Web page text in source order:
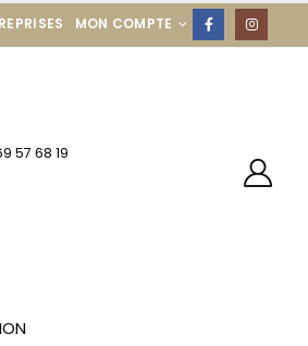
MON COMPTE
57 68 19